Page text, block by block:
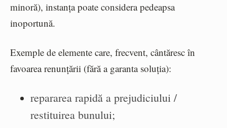
minoră), instanța poate considera pedeapsa
inoportună.
Exemple de elemente care, frecvent, cântăresc în
favoarea renunțării (fără a garanta soluția):
repararea rapidă a prejudiciului /
restituirea bunului;